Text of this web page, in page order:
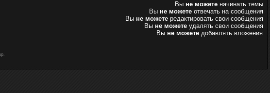
Вы не можете начинать темы
Вы не можете отвечать на сообщения
Вы не можете редактировать свои сообщения
Вы не можете удалять свои сообщения
Вы не можете добавлять вложения